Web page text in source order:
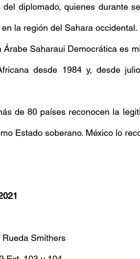
del diplomado, quienes durante
la región del Sahara occidental.
Árabe Saharaui Democrática es
desde 1984 y, desde
de 80 países reconocen la
Estado soberano. México lo
Smithers